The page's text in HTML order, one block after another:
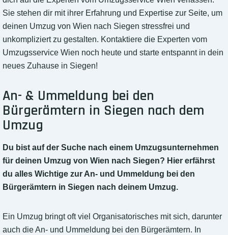
Sie stehen dir mit ihrer Erfahrung und Expertise zur Seite, um
deinen Umzug von Wien nach Siegen stressfrei und
unkompliziert zu gestalten. Kontaktiere die Experten vom
Umzugsservice Wien noch heute und starte entspannt in dein
neues Zuhause in Siegen!
An- & Ummeldung bei den
Bürgerämtern in Siegen nach dem
Umzug
Du bist auf der Suche nach einem Umzugsunternehmen
für deinen Umzug von Wien nach Siegen? Hier erfährst
du alles Wichtige zur An- und Ummeldung bei den
Bürgerämtern in Siegen nach deinem Umzug.
Ein Umzug bringt oft viel Organisatorisches mit sich, darunter
auch die An- und Ummeldung bei den Bürgerämtern. In